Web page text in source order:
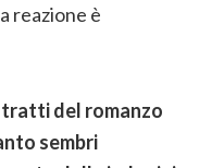
reazione è
tratti del romanzo
sembri